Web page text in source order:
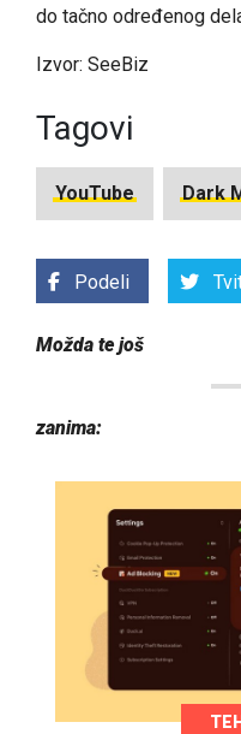
do tačno određenog
Izvor: SeeBiz
Tagovi
YouTube Dark
Podeli
Možda te još
zanima: